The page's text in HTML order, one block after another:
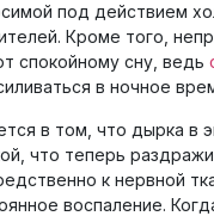
под действием
Кроме того,
спокойному сну, ведь
в ночное
в том, что дырка в
что теперь
к нервной
воспаление.